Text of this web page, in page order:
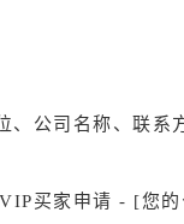
、公司名称、联
买家申请 - [您